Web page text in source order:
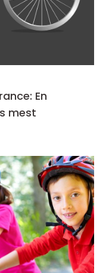
En
mest